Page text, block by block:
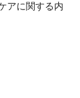
アに関する内